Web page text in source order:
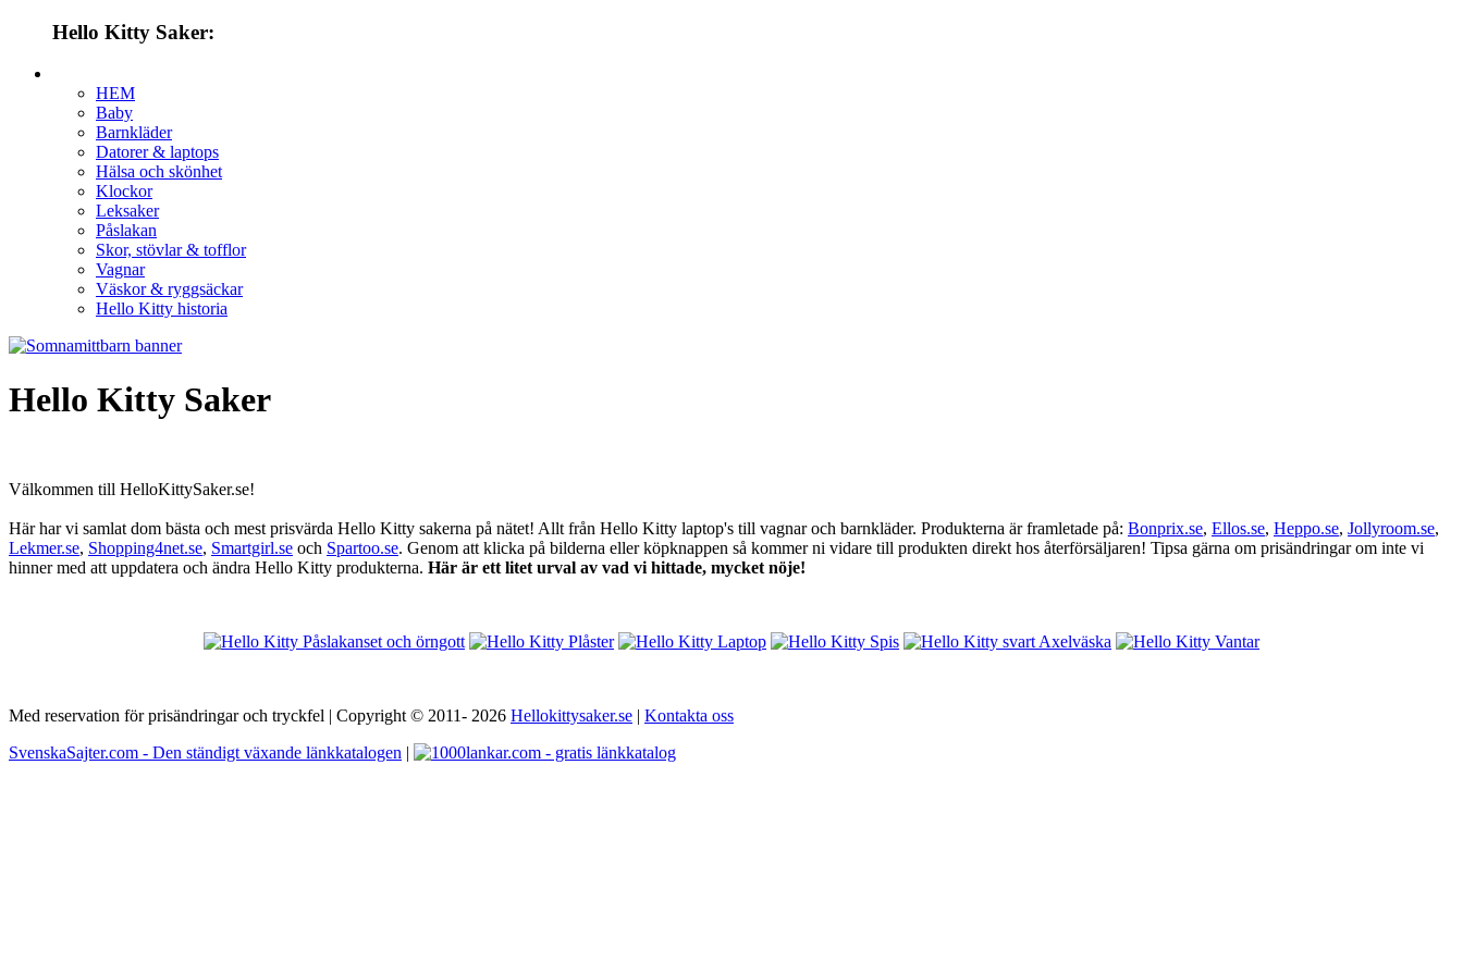
Hello Kitty Saker:
HEM
Baby
Barnkläder
Datorer & laptops
Hälsa och skönhet
Klockor
Leksaker
Påslakan
Skor, stövlar & tofflor
Vagnar
Väskor & ryggsäckar
Hello Kitty historia
Hello Kitty Saker
Välkommen till HelloKittySaker.se!
Här har vi samlat dom bästa och mest prisvärda Hello Kitty sakerna på nätet! Allt från Hello Kitty laptop's till vagnar och barnkläder. Produkterna är framletade på: Bonprix.se, Ellos.se, Heppo.se, Jollyroom.se,
Lekmer.se, Shopping4net.se, Smartgirl.se och Spartoo.se. Genom att klicka på bilderna eller köpknappen så kommer ni vidare till produkten direkt hos återförsäljaren! Tipsa gärna om prisändringar om inte vi
hinner med att uppdatera och ändra Hello Kitty produkterna. Här är ett litet urval av vad vi hittade, mycket nöje!
Med reservation för prisändringar och tryckfel | Copyright © 2011- 2026 Hellokittysaker.se | Kontakta oss
SvenskaSajter.com - Den ständigt växande länkkatalogen |